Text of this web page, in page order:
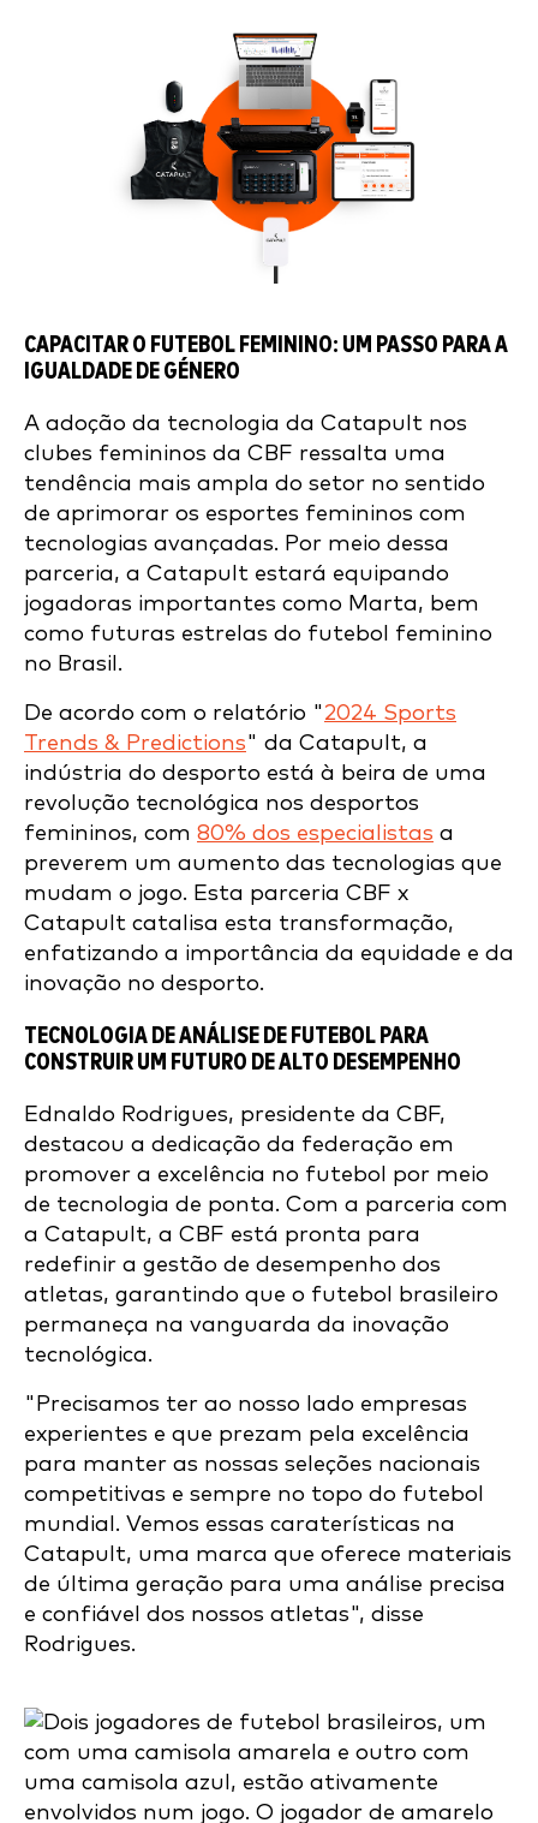
CAPACITAR O FUTEBOL FEMININO: UM PASSO PARA A
IGUALDADE DE GÉNERO
A adoção da tecnologia da Catapult nos
clubes femininos da CBF ressalta uma
tendência mais ampla do setor no sentido
de aprimorar os esportes femininos com
tecnologias avançadas. Por meio dessa
parceria, a Catapult estará equipando
jogadoras importantes como Marta, bem
como futuras estrelas do futebol feminino
no Brasil.
De acordo com o relatório "2024 Sports
Trends & Predictions" da Catapult, a
indústria do desporto está à beira de uma
revolução tecnológica nos desportos
femininos, com 80% dos especialistas a
preverem um aumento das tecnologias que
mudam o jogo. Esta parceria CBF x
Catapult catalisa esta transformação,
enfatizando a importância da equidade e da
inovação no desporto.
TECNOLOGIA DE ANÁLISE DE FUTEBOL PARA
CONSTRUIR UM FUTURO DE ALTO DESEMPENHO
Ednaldo Rodrigues, presidente da CBF,
destacou a dedicação da federação em
promover a excelência no futebol por meio
de tecnologia de ponta. Com a parceria com
a Catapult, a CBF está pronta para
redefinir a gestão de desempenho dos
atletas, garantindo que o futebol brasileiro
permaneça na vanguarda da inovação
tecnológica.
"Precisamos ter ao nosso lado empresas
experientes e que prezam pela excelência
para manter as nossas seleções nacionais
competitivas e sempre no topo do futebol
mundial. Vemos essas caraterísticas na
Catapult, uma marca que oferece materiais
de última geração para uma análise precisa
e confiável dos nossos atletas", disse
Rodrigues.